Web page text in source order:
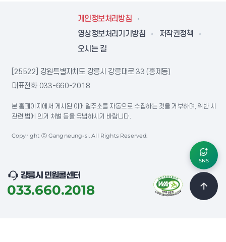
개인정보처리방침
영상정보처리기기방침
저작권정책
오시는 길
[25522] 강원특별자치도 강릉시 강릉대로 33 (홍제동)
대표전화 033-660-2018
본 홈페이지에서 게시된 이메일주소를 자동으로 수집하는 것을 거부하며, 위반 시
관련 법에 의거 처벌 등을 유념하시기 바랍니다.
Copyright ⓒ Gangneung-si. All Rights Reserved.
강릉시 민원콜센터
033.660.2018
SNS